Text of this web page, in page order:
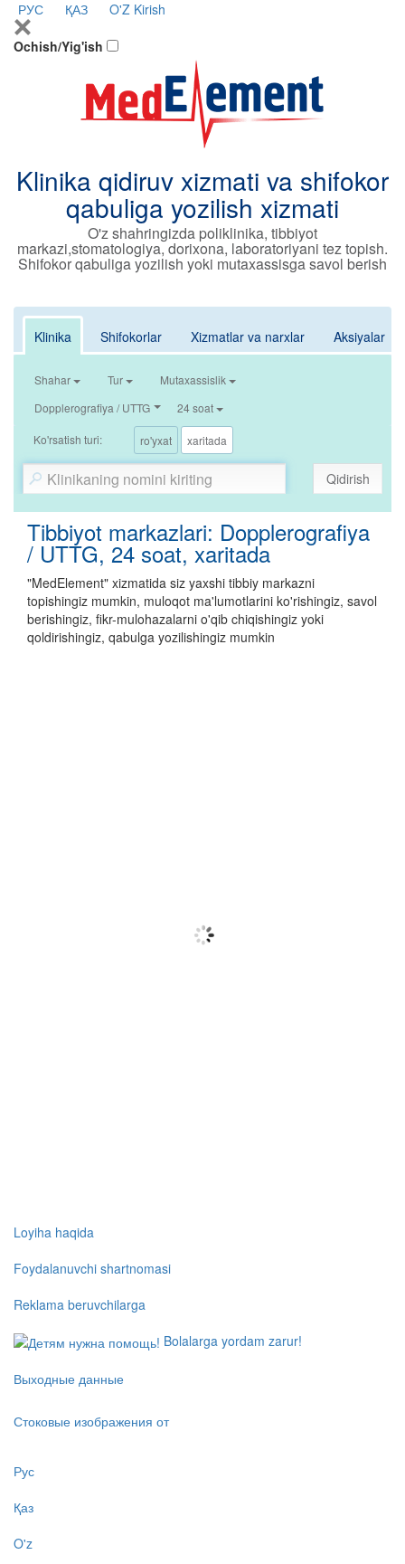
РУС ҚАЗ O'Z Kirish
Ochish/Yig'ish
Klinika qidiruv xizmati va shifokor
qabuliga yozilish xizmati
O'z shahringizda poliklinika, tibbiyot
markazi,stomatologiya, dorixona, laboratoriyani tez topish.
Shifokor qabuliga yozilish yoki mutaxassisga savol berish
Klinika Shifokorlar Xizmatlar va narxlar Aksiyalar
Shahar Tur
Mutaxassislik
Dopplerografiya / UTTG
24 soat
Ko'rsatish turi: ro'yxat xaritada
Qidirish
Tibbiyot markazlari: Dopplerografiya
/ UTTG, 24 soat, xaritada
"MedElement" xizmatida siz yaxshi tibbiy markazni
topishingiz mumkin, muloqot ma'lumotlarini ko'rishingiz, savol
berishingiz, fikr-mulohazalarni o'qib chiqishingiz yoki
qoldirishingiz, qabulga yozilishingiz mumkin
Loyiha haqida
Foydalanuvchi shartnomasi
Reklama beruvchilarga
Bolalarga yordam zarur!
Выходные данные
Стоковые изображения от
Рус
Қаз
O'z